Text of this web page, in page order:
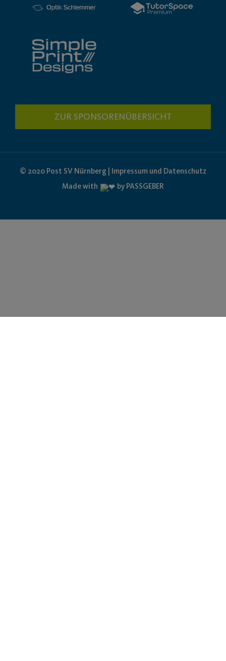
ZUR SPONSORENÜBERSICHT
© 2020 Post SV Nürnberg | Impressum und Datenschutz
Made with
by PASSGEBER